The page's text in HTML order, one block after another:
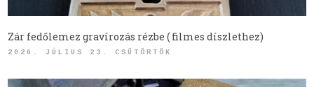
Zár fedőlemez gravírozás rézbe ( filmes díszlethez)
2026. JÚLIUS 23. CSÜTÖRTÖK